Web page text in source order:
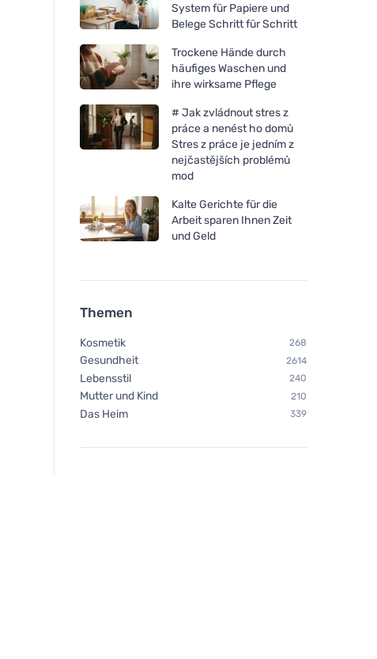
Urtekram Aloe vera
Zahnpasta 75ml BIO, VEG
Urtekram Aloe vera
Körperlotion 245ml
System für Papiere und
Belege Schritt für Schritt
Trockene Hände durch
häufiges Waschen und
ihre wirksame Pflege
# Jak zvládnout stres z
práce a nenést ho domů
Stres z práce je jedním z
nejčastějších problémů
mod
Kalte Gerichte für die
Arbeit sparen Ihnen Zeit
und Geld
Themen
Kosmetik 268
Gesundheit 2614
Lebensstil 240
Mutter und Kind 210
Das Heim 339